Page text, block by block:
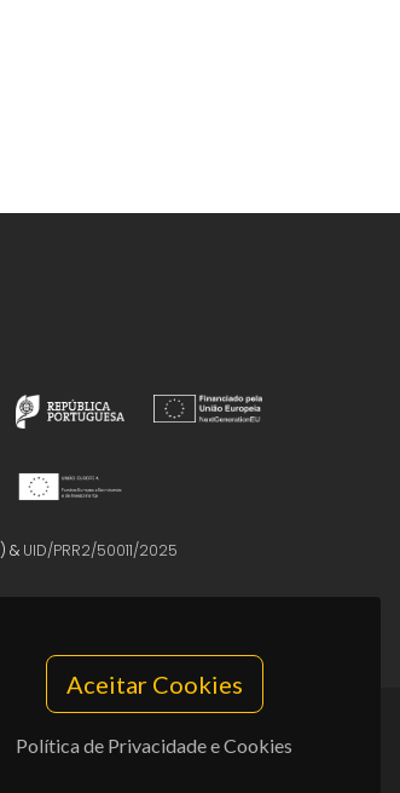
Aceitar Cookies
Política de Privacidade e Cookies
) & UID/PRR2/50011/2025